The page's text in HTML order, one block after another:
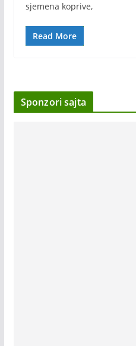
sjemena koprive,
Read More
Sponzori sajta